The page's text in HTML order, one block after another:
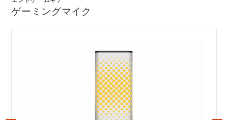
ゲーミングマイク